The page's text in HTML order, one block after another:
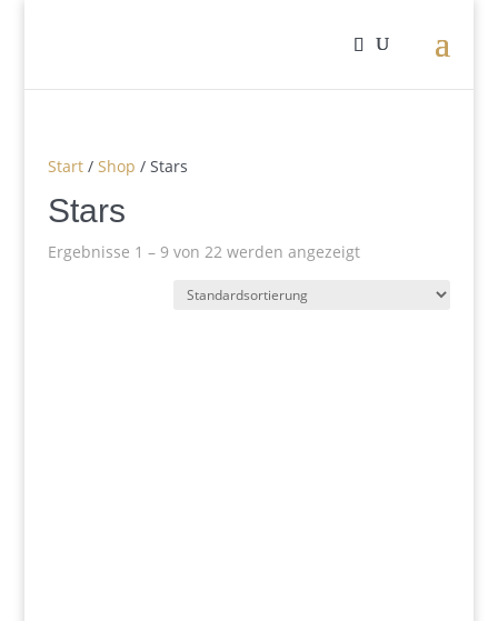
Start/ Shop / Stars
Stars
Ergebnisse 1 – 9 von 22 werden angezeigt